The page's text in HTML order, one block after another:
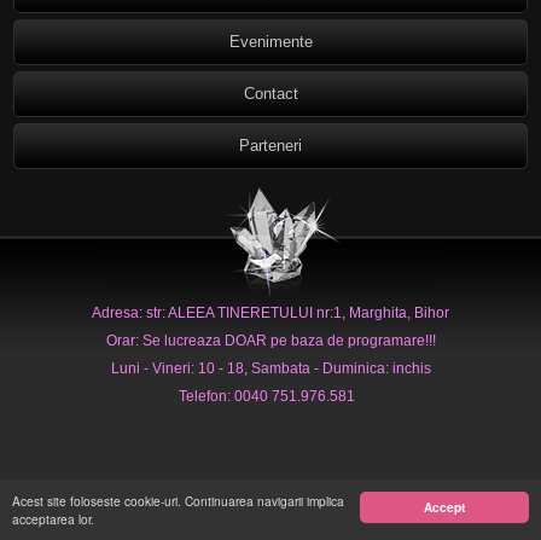
Accept
Acest site foloseste cookie-uri. Continuarea navigarii implica
acceptarea lor.
Evenimente
Contact
Parteneri
Adresa: str: ALEEA TINERETULUI nr:1, Marghita, Bihor
Orar: Se lucreaza DOAR pe baza de programare!!!
Luni - Vineri: 10 - 18, Sambata - Duminica: inchis
Telefon: 0040 751.976.581